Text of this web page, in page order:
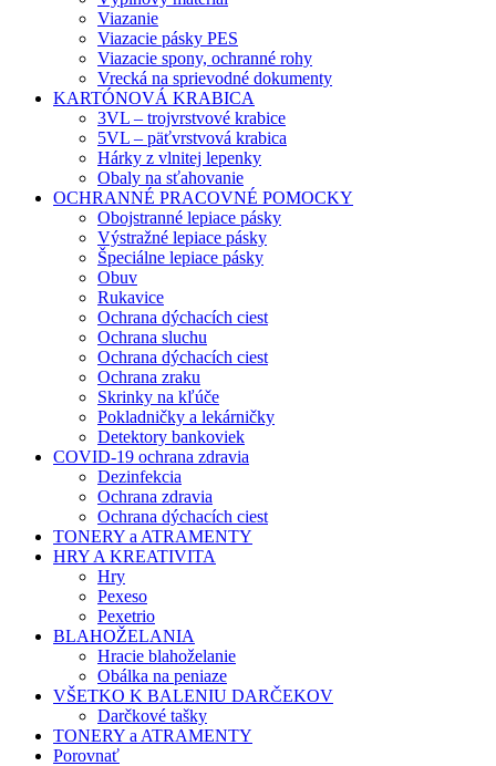
Viazanie
Viazacie pásky PES
Viazacie spony, ochranné rohy
Vrecká na sprievodné dokumenty
KARTÓNOVÁ KRABICA
3VL – trojvrstvové krabice
5VL – päťvrstvová krabica
Hárky z vlnitej lepenky
Obaly na sťahovanie
OCHRANNÉ PRACOVNÉ POMOCKY
Obojstranné lepiace pásky
Výstražné lepiace pásky
Špeciálne lepiace pásky
Obuv
Rukavice
Ochrana dýchacích ciest
Ochrana sluchu
Ochrana dýchacích ciest
Ochrana zraku
Skrinky na kľúče
Pokladničky a lekárničky
Detektory bankoviek
COVID-19 ochrana zdravia
Dezinfekcia
Ochrana zdravia
Ochrana dýchacích ciest
TONERY a ATRAMENTY
HRY A KREATIVITA
Hry
Pexeso
Pexetrio
BLAHOŽELANIA
Hracie blahoželanie
Obálka na peniaze
VŠETKO K BALENIU DARČEKOV
Darčkové tašky
TONERY a ATRAMENTY
Porovnať